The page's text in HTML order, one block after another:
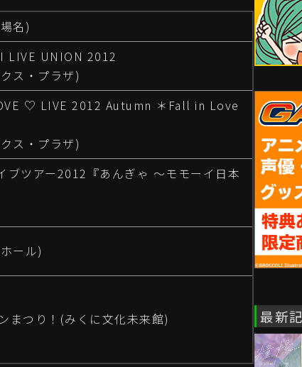
名)
LIVE UNION 2012
ス・プラザ)
♡ LIVE 2012 Autumn ＊Fall in Love
ス・プラザ)
ブツアー2012『あんぎゃ ～モモーイ日本
ール)
まつり！(みくに文化未来館) 最新